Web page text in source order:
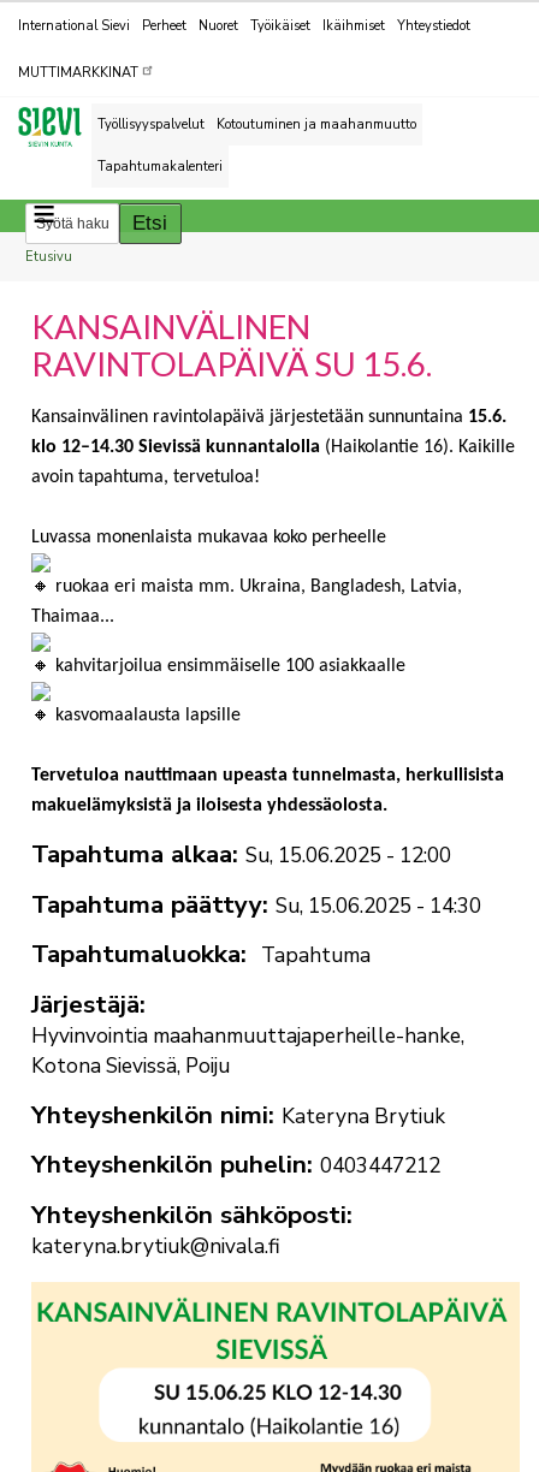
Kohderyhmät
International Sievi Perheet Nuoret Työikäiset Ikäihmiset Yhteystiedot
MUTTIMARKKINAT
Työllisyyspalvelut Kotoutuminen ja maahanmuutto
Tapahtumakalenteri
Breadcrumbs
You
here:
Etusivu
KANSAINVÄLINEN
RAVINTOLAPÄIVÄ SU 15.6.
Kansainvälinen ravintolapäivä järjestetään sunnuntaina 15.6.
klo 12–14.30 Sievissä kunnantalolla (Haikolantie 16). Kaikille
avoin tapahtuma, tervetuloa!
Luvassa monenlaista mukavaa koko perheelle
ruokaa eri maista mm. Ukraina, Bangladesh, Latvia,
Thaimaa...
kahvitarjoilua ensimmäiselle 100 asiakkaalle
kasvomaalausta lapsille
Tervetuloa nauttimaan upeasta tunnelmasta, herkullisista
makuelämyksistä ja iloisesta yhdessäolosta.
Tapahtuma alkaa Su, 15.06.2025 - 12:00
Tapahtuma päättyy Su, 15.06.2025 - 14:30
Tapahtumaluokka Tapahtuma
Järjestäjä
Hyvinvointia maahanmuuttajaperheille-hanke,
Kotona Sievissä, Poiju
Yhteyshenkilön nimi Kateryna Brytiuk
Yhteyshenkilön puhelin 0403447212
Yhteyshenkilön sähköposti
kateryna.brytiuk@nivala.fi